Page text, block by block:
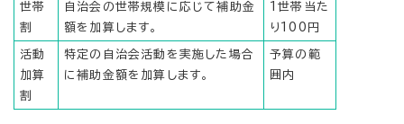
世帯
割
自治会の世帯規模に応じて補助金
額を加算します。
1世帯当た
り100円
活動
加算
割
特定の自治会活動を実施した場合
に補助金額を加算します。
予算の範
囲内